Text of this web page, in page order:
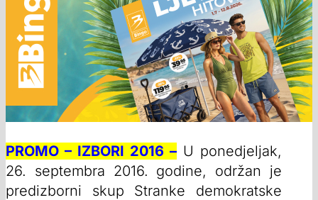
PROMO – IZBORI 2016 –U ponedjeljak,
26. septembra 2016. godine, održan je
predizborni skup Stranke demokratske